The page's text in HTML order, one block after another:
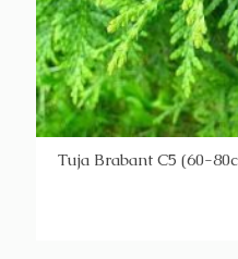
Tuja Brabant C5 (60-